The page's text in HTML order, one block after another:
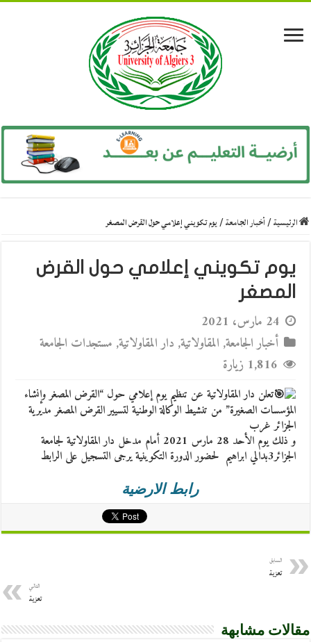
الرئيسية/أخبار الجامعة/يوم تكويني إعلامي حول القرض المصغر
يوم تكويني إعلامي حول القرض
المصغر
24 مارس، 2021
أخبار الجامعة, المقاولاتية, دار المقاولاتية, مستجدات الجامعة
1,816 زيارة
تعلن دار المقاولاتية عن تنظيم يوم إعلامي حول “القرض المصغر وإنشاء
المؤسسات الصغيرة” من تنشيط الوكالة الوطنية لتسيير القرض المصغر مديرية
الجزائر غرب
و ذلك يوم الأحد 28 مارس 2021 أمام مدخل دار المقاولاتية لجامعة
الجزائر3بدالي ابراهيم لحضور الدورة التكوينية يرجى التسجيل على الرابط
رابط الارضية
السابق
تعزية
التالي
تعزية
مقالات مشابهة